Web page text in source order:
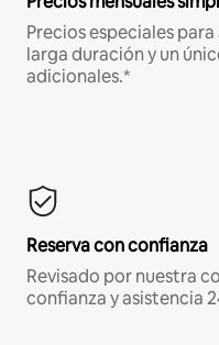
Precios especiales
larga duración y un
adicionales.*
Reserva con confianza
Revisado por nuestra
confianza y asistencia